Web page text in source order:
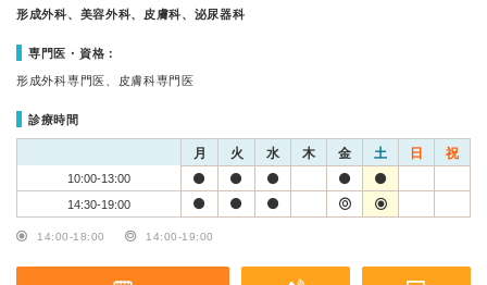
形成外科、美容外科、皮膚科、泌尿器科
専門医・資格：
形成外科専門医、皮膚科専門医
診療時間
月 火 水 木 金 土 日 祝
10:00-13:00
14:30-19:00
14:00-18:00 14:00-19:00